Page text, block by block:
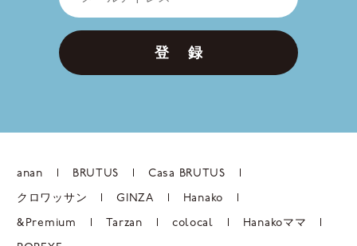
登 録
anan BRUTUS Casa BRUTUS
クロワッサン GINZA Hanako
&Premium Tarzan colocal Hanakoママ